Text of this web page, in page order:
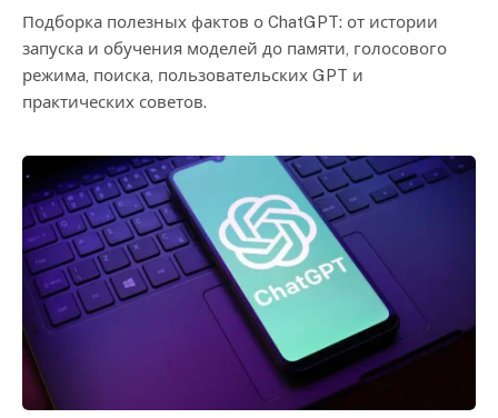
Подборка полезных фактов о ChatGPT: от истории
запуска и обучения моделей до памяти, голосового
режима, поиска, пользовательских GPT и
практических советов.